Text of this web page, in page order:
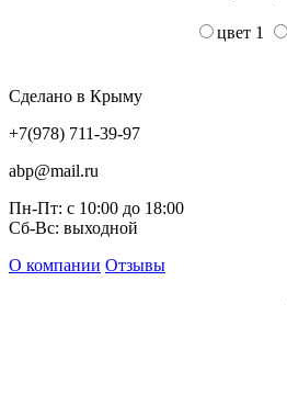
цвет 1
Сделано в Крыму
+7(978) 711-39-97
abp@mail.ru
Пн-Пт: с 10:00 до 18:00
Сб-Вс: выходной
О компании Отзывы